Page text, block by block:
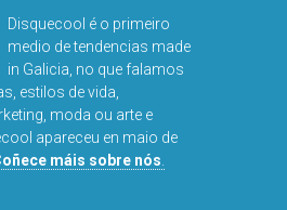
Disquecool é o primeiro
medio de tendencias made
in Galicia, no que falamos
estilos de vida,
moda ou arte e
apareceu en maio de
máis sobre nós.